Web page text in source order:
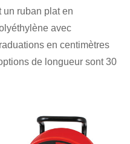
un ruban plat en
avec
en centimètres
de longueur sont 30